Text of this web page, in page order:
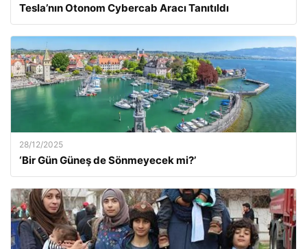
Tesla’nın Otonom Cybercab Aracı Tanıtıldı
28/12/2025
‘Bir Gün Güneş de Sönmeyecek mi?’